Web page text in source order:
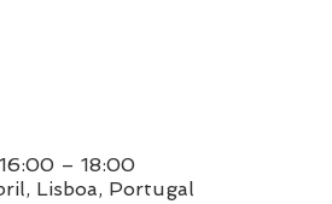
– 18:00
Lisboa, Portugal